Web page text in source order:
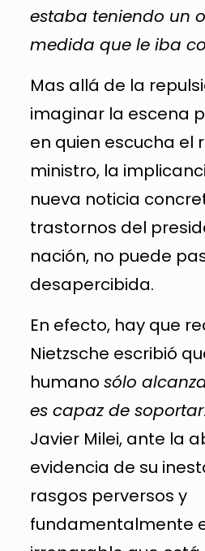
estaba teniendo un
medida que le iba
Mas allá de la
imaginar la escena
en quien escucha el
ministro, la
nueva noticia
trastornos del
nación, no puede
desapercibida.
En efecto, hay que
Nietzsche escribió
humano sólo
es capaz de soportar
Javier Milei, ante la
evidencia de su
rasgos perversos y
fundamentalmente